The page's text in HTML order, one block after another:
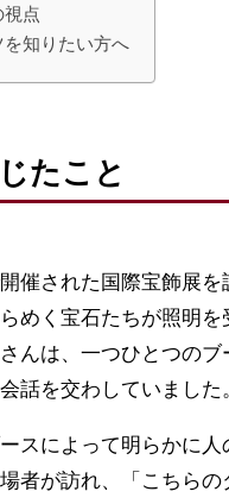
点
知りたい方へ
たこと
催された国際宝飾展
めく宝石たちが照明
んは、一つひとつの
話を交わしていました
スによって明らかに
者が訪れ、「こちら